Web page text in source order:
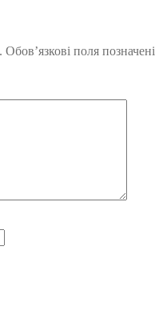
Обов’язкові поля позначені